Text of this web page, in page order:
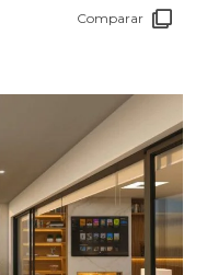
Comparar